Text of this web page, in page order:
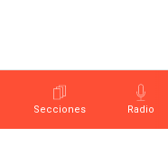
Secciones Radio